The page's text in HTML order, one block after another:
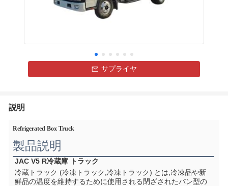
サプライヤ
説明
Refrigerated Box Truck
製品説明
JAC V5 R冷蔵庫 トラック
冷蔵トラック (冷凍トラック,冷凍トラック) とは,冷凍品や新
鮮品の温度を維持するために使用される閉ざされたバン型の